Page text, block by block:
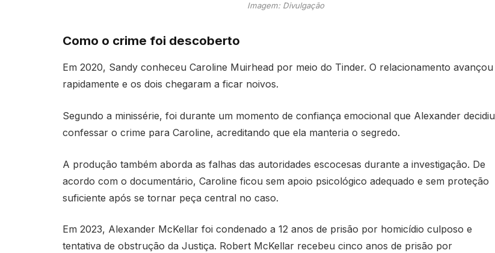
Imagem: Divulgação
Como o crime foi descoberto
Em 2020, Sandy conheceu Caroline Muirhead por meio do Tinder. O relacionamento avançou
rapidamente e os dois chegaram a ficar noivos.
Segundo a minissérie, foi durante um momento de confiança emocional que Alexander decidiu
confessar o crime para Caroline, acreditando que ela manteria o segredo.
A produção também aborda as falhas das autoridades escocesas durante a investigação. De
acordo com o documentário, Caroline ficou sem apoio psicológico adequado e sem proteção
suficiente após se tornar peça central no caso.
Em 2023, Alexander McKellar foi condenado a 12 anos de prisão por homicídio culposo e
tentativa de obstrução da Justiça. Robert McKellar recebeu cinco anos de prisão por